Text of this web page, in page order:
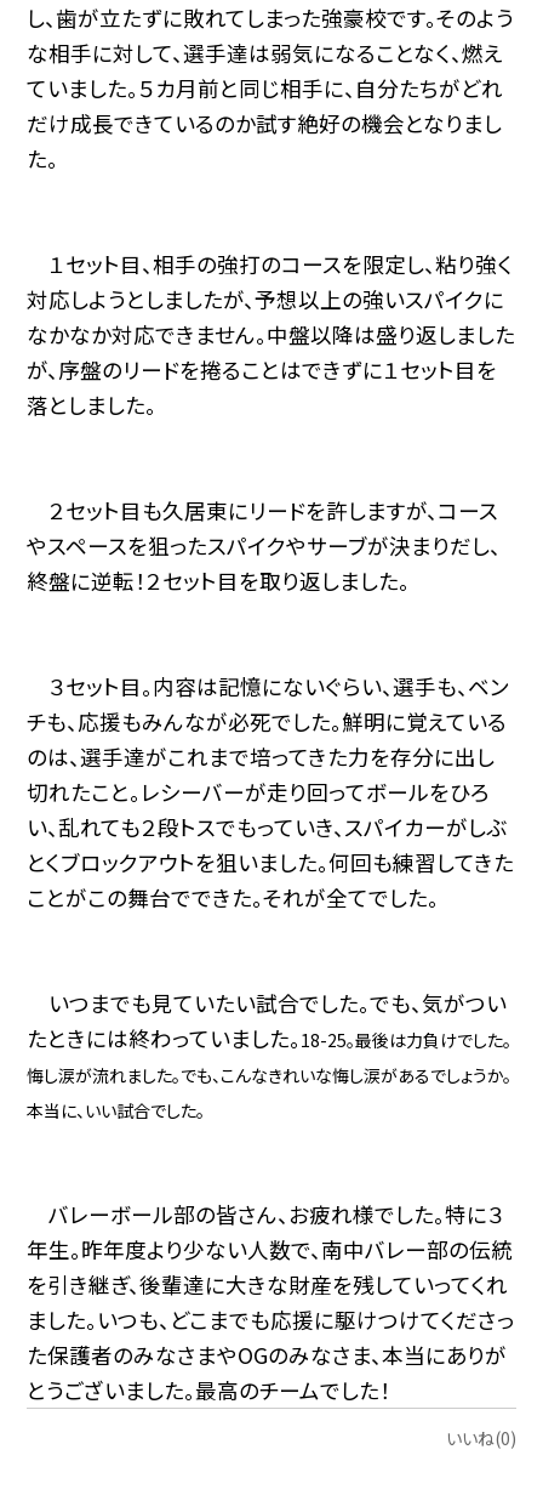
し、歯が立たずに敗れてしまった強豪校です。そのよう
な相手に対して、選手達は弱気になることなく、燃え
ていました。５カ月前と同じ相手に、自分たちがどれ
だけ成長できているのか試す絶好の機会となりまし
た。
１セット目、相手の強打のコースを限定し、粘り強く
対応しようとしましたが、予想以上の強いスパイクに
なかなか対応できません。中盤以降は盛り返しました
が、序盤のリードを捲ることはできずに１セット目を
落としました。
２セット目も久居東にリードを許しますが、コース
やスペースを狙ったスパイクやサーブが決まりだし、
終盤に逆転！２セット目を取り返しました。
３セット目。内容は記憶にないぐらい、選手も、ベン
チも、応援もみんなが必死でした。鮮明に覚えている
のは、選手達がこれまで培ってきた力を存分に出し
切れたこと。レシーバーが走り回ってボールをひろ
い、乱れても２段トスでもっていき、スパイカーがしぶ
とくブロックアウトを狙いました。何回も練習してきた
ことがこの舞台でできた。それが全てでした。
いつまでも見ていたい試合でした。でも、気がつい
たときには終わっていました。 18-25。最後は力負けでした。
悔し涙が流れました。でも、こんなきれいな悔し涙があるでしょうか。
本当に、いい試合でした。
バレーボール部の皆さん、お疲れ様でした。特に３
年生。昨年度より少ない人数で、南中バレー部の伝統
を引き継ぎ、後輩達に大きな財産を残していってくれ
ました。いつも、どこまでも応援に駆けつけてくださっ
た保護者のみなさまやOGのみなさま、本当にありが
とうございました。最高のチームでした！
いいね(0)